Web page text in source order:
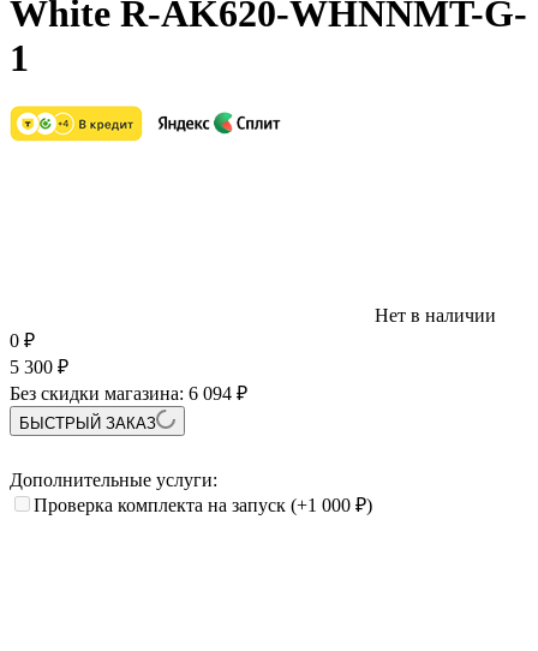
White R-AK620-WHNNMT-G-
1
Нет в наличии
0 ₽
5 300 ₽
Без скидки магазина: 6 094 ₽
БЫСТРЫЙ ЗАКАЗ
Дополнительные услуги:
Проверка комплекта на запуск (+1 000 ₽)